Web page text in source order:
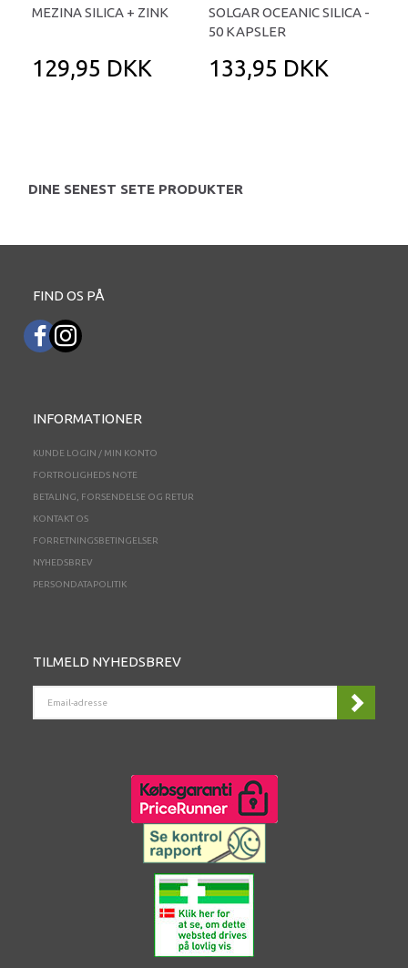
MEZINA SILICA + ZINK
129,95 DKK
SOLGAR OCEANIC SILICA -
50 KAPSLER
133,95 DKK
DINE SENEST SETE PRODUKTER
FIND OS PÅ
INFORMATIONER
KUNDE LOGIN / MIN KONTO
FORTROLIGHEDS NOTE
BETALING, FORSENDELSE OG RETUR
KONTAKT OS
FORRETNINGSBETINGELSER
NYHEDSBREV
PERSONDATAPOLITIK
TILMELD NYHEDSBREV
ADRESSE